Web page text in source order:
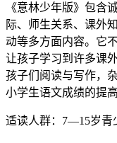
《意林少年版》包含
际、师生关系、课外
动等多方面内容。它
让孩子学习到许多课
孩子们阅读与写作，
小学生语文成绩的提
适读人群：7—15岁青